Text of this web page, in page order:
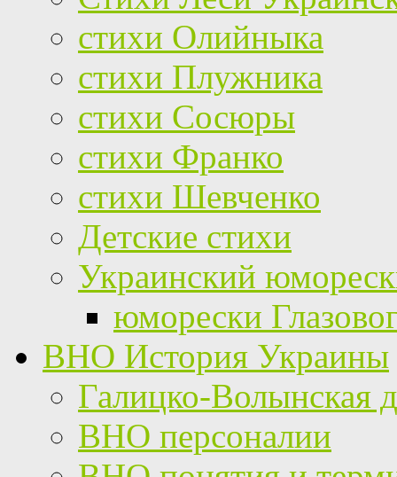
стихи Олийныка
стихи Плужника
стихи Сосюры
стихи Франко
стихи Шевченко
Детские стихи
Украинский
юморески
ВНО История Украины
Галицко-Волынская
ВНО персоналии